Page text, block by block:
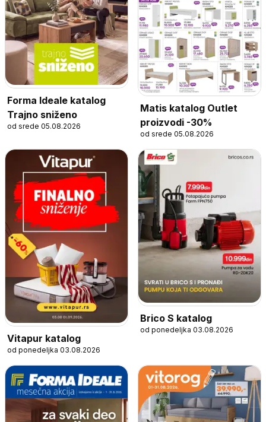
Forma Ideale katalog
Trajno sniženo
od srede 05.08.2026
Matis katalog Outlet
proizvodi -30%
od srede 05.08.2026
Vitapur katalog
od ponedeljka 03.08.2026
Brico S katalog
od ponedeljka 03.08.2026